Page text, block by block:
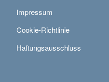
Impressum
Cookie-Richtlinie
Haftungsausschluss